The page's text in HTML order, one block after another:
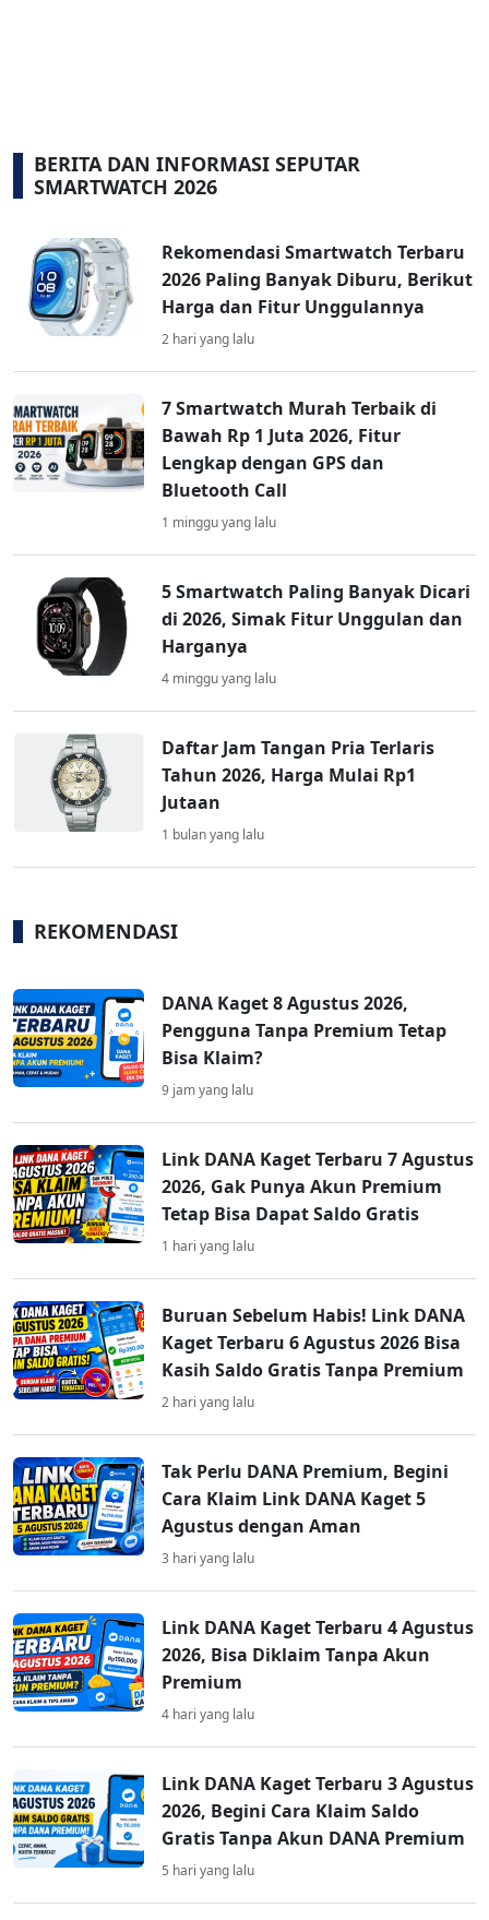
BERITA DAN INFORMASI SEPUTAR
SMARTWATCH 2026
Rekomendasi Smartwatch Terbaru
2026 Paling Banyak Diburu, Berikut
Harga dan Fitur Unggulannya
2 hari yang lalu
7 Smartwatch Murah Terbaik di
Bawah Rp 1 Juta 2026, Fitur
Lengkap dengan GPS dan
Bluetooth Call
1 minggu yang lalu
5 Smartwatch Paling Banyak Dicari
di 2026, Simak Fitur Unggulan dan
Harganya
4 minggu yang lalu
Daftar Jam Tangan Pria Terlaris
Tahun 2026, Harga Mulai Rp1
Jutaan
1 bulan yang lalu
REKOMENDASI
DANA Kaget 8 Agustus 2026,
Pengguna Tanpa Premium Tetap
Bisa Klaim?
9 jam yang lalu
Link DANA Kaget Terbaru 7 Agustus
2026, Gak Punya Akun Premium
Tetap Bisa Dapat Saldo Gratis
1 hari yang lalu
Buruan Sebelum Habis! Link DANA
Kaget Terbaru 6 Agustus 2026 Bisa
Kasih Saldo Gratis Tanpa Premium
2 hari yang lalu
Tak Perlu DANA Premium, Begini
Cara Klaim Link DANA Kaget 5
Agustus dengan Aman
3 hari yang lalu
Link DANA Kaget Terbaru 4 Agustus
2026, Bisa Diklaim Tanpa Akun
Premium
4 hari yang lalu
Link DANA Kaget Terbaru 3 Agustus
2026, Begini Cara Klaim Saldo
Gratis Tanpa Akun DANA Premium
5 hari yang lalu